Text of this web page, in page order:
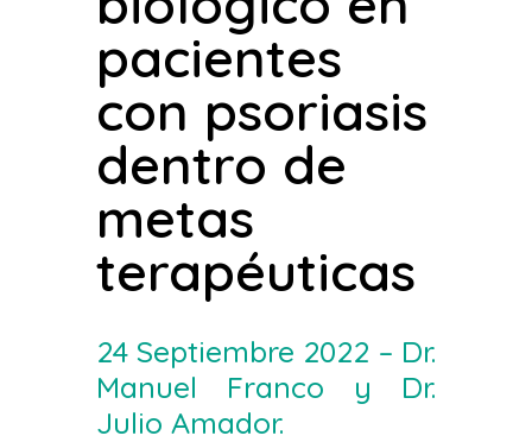
pacientes
con psoriasis
dentro de
metas
terapéuticas
24 Septiembre 2022 – Dr.
Manuel Franco y Dr.
Julio Amador.